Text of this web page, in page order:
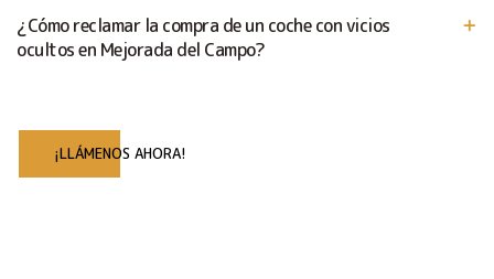
¿Cómo reclamar la compra de un coche con vicios
ocultos en Mejorada del Campo?
¡LLÁMENOS AHORA!